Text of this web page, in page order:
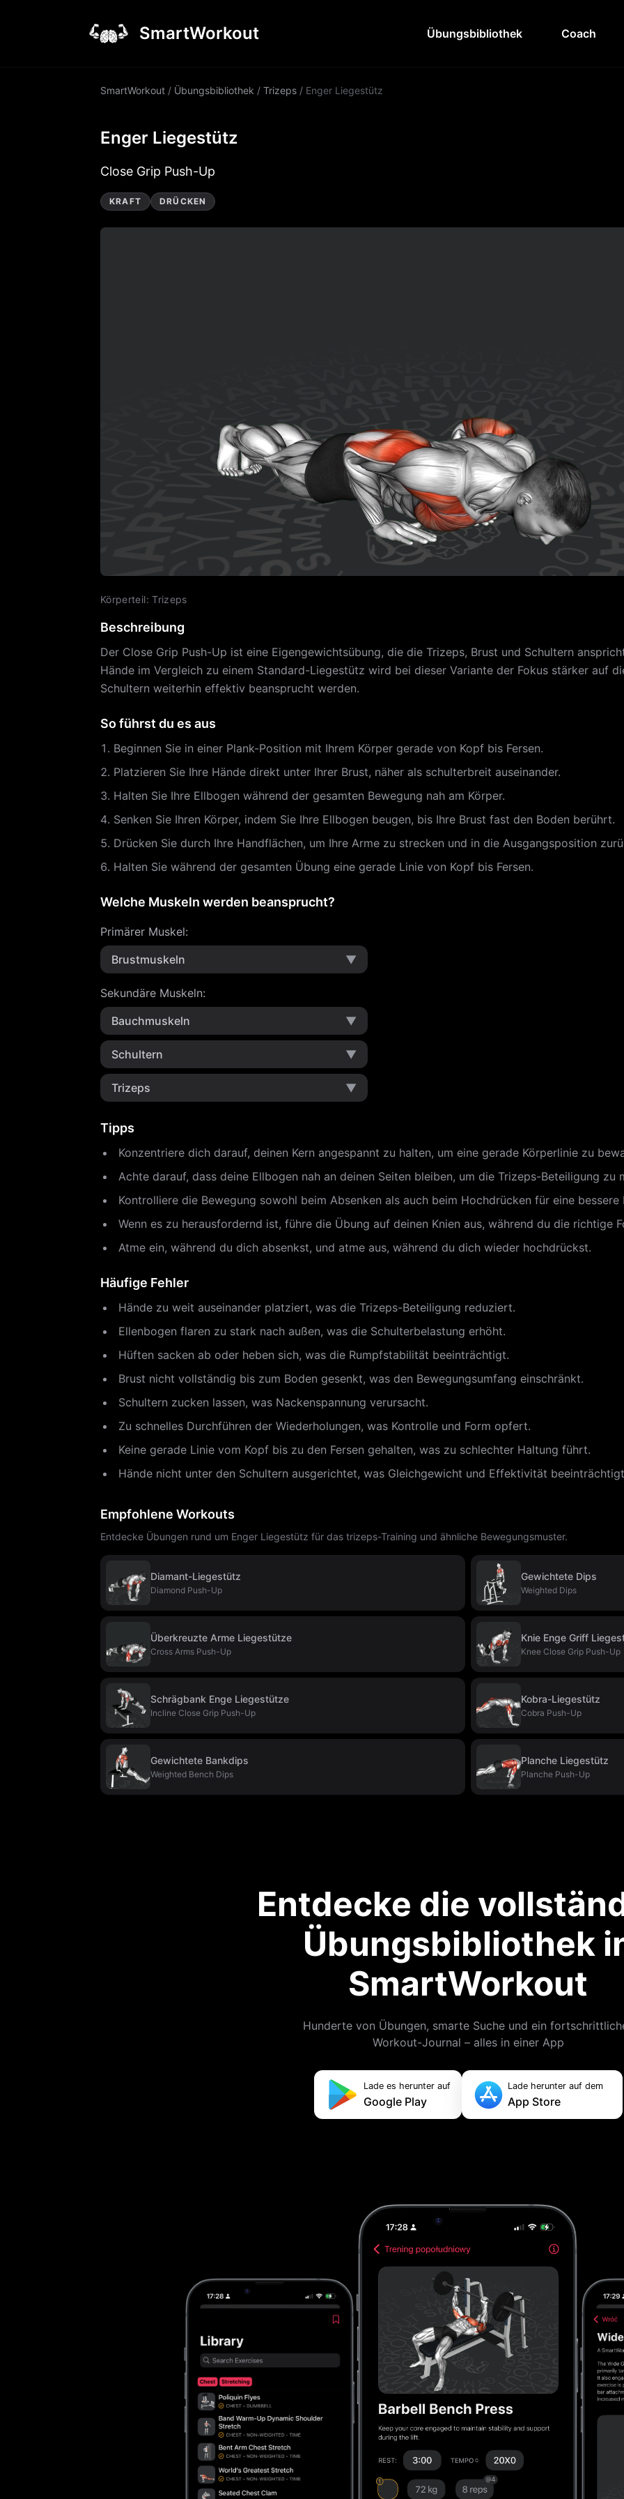
SmartWorkout Übungsbibliothek Coach
SmartWorkout / Übungsbibliothek / Trizeps / Enger Liegestütz
Enger Liegestütz
Close Grip Push-Up
KRAFT DRÜCKEN
Körperteil: Trizeps
Beschreibung
Der Close Grip Push-Up ist eine Eigengewichtsübung, die die Trizeps, Brust und Schultern
Hände im Vergleich zu einem Standard-Liegestütz wird bei dieser Variante der Fokus stärker auf
Schultern weiterhin effektiv beansprucht werden.
So führst du es aus
Beginnen Sie in einer Plank-Position mit Ihrem Körper gerade von Kopf bis Fersen.
Platzieren Sie Ihre Hände direkt unter Ihrer Brust, näher als schulterbreit auseinander.
Halten Sie Ihre Ellbogen während der gesamten Bewegung nah am Körper.
Senken Sie Ihren Körper, indem Sie Ihre Ellbogen beugen, bis Ihre Brust fast den Boden berührt.
Drücken Sie durch Ihre Handflächen, um Ihre Arme zu strecken und in die Ausgangsposition
Halten Sie während der gesamten Übung eine gerade Linie von Kopf bis Fersen.
Welche Muskeln werden beansprucht?
Primärer Muskel:
Brustmuskeln
▼
Sekundäre Muskeln:
Bauchmuskeln
▼
Schultern ▼
Trizeps ▼
Tipps
Konzentriere dich darauf, deinen Kern angespannt zu halten, um eine gerade Körperlinie zu
Achte darauf, dass deine Ellbogen nah an deinen Seiten bleiben, um die Trizeps-Beteiligung zu
Kontrolliere die Bewegung sowohl beim Absenken als auch beim Hochdrücken für eine
Wenn es zu herausfordernd ist, führe die Übung auf deinen Knien aus, während du die richtige
Atme ein, während du dich absenkst, und atme aus, während du dich wieder hochdrückst.
Häufige Fehler
Hände zu weit auseinander platziert, was die Trizeps-Beteiligung reduziert.
Ellenbogen flaren zu stark nach außen, was die Schulterbelastung erhöht.
Hüften sacken ab oder heben sich, was die Rumpfstabilität beeinträchtigt.
Brust nicht vollständig bis zum Boden gesenkt, was den Bewegungsumfang einschränkt.
Schultern zucken lassen, was Nackenspannung verursacht.
Zu schnelles Durchführen der Wiederholungen, was Kontrolle und Form opfert.
Keine gerade Linie vom Kopf bis zu den Fersen gehalten, was zu schlechter Haltung führt.
Hände nicht unter den Schultern ausgerichtet, was Gleichgewicht und Effektivität
Empfohlene Workouts
Entdecke Übungen rund um Enger Liegestütz für das trizeps-Training und ähnliche Bewegungsmuster.
Diamant-Liegestütz
Diamond Push-Up
Gewichtete Dips
Weighted Dips
Überkreuzte Arme Liegestütze
Cross Arms Push-Up
Knie Enge Griff
Knee Close Grip Push-Up
Schrägbank Enge Liegestütze
Incline Close Grip Push-Up
Kobra-Liegestütz
Cobra Push-Up
Gewichtete Bankdips
Weighted Bench Dips
Planche Liegestütz
Planche Push-Up
Entdecke die
Übungsbibliothek
SmartWorkout
Hunderte von Übungen, smarte Suche und ein
Workout-Journal – alles in einer App
Lade es herunter auf
Google Play
Lade herunter auf dem
App Store